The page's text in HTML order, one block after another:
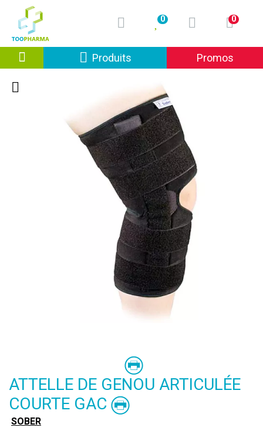
0 0
ProduitsAfficher la navigation
Promos
ATTELLE DE GENOU ARTICULÉE
COURTE GAC
SOBER